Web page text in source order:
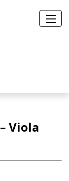
Viola